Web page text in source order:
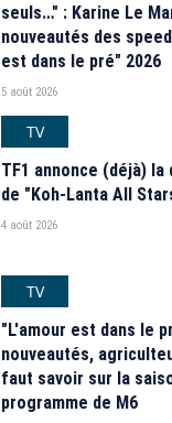
seuls…" : Karine Le
nouveautés des
est dans le pré" 2026
5 août 2026
TV
TF1 annonce (déjà)
de "Koh-Lanta All
4 août 2026
TV
"L'amour est dans le
nouveautés,
faut savoir sur la
programme de M6